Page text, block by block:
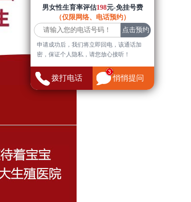
男女性生育率评估198元-免挂号费
（仅限网络、电话预约）
申请成功后，我们将立即回电，该通话加
密，保证个人隐私，请您放心接听！
拨打电话 悄悄提问